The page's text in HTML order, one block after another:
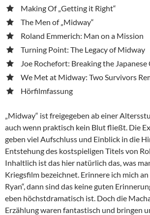
Making Of „Getting it Right“
The Men of „Midway“
Roland Emmerich: Man on a Mission
Turning Point: The Legacy of Midway
Joe Rochefort: Breaking the Japanese
We Met at Midway: Two Survivors
Hörfilmfassung
„Midway“ ist freigegeben ab einer
auch wenn praktisch kein Blut fließt. Die
geben viel Aufschluss und Einblick in die
Entstehung des kostspieligen Titels von
Inhaltlich ist das hier natürlich das, was
Kriegsfilm bezeichnet. Erinnere ich mich an
Ryan“, dann sind das keine guten
eben höchstdramatisch ist. Doch die
Erzählung waren fantastisch und bringen